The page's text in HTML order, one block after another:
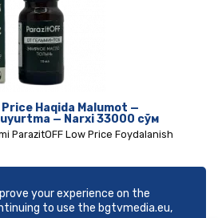
your experience on the
to use the bgtvmedia.eu,
Haqida Malumot —
— Narxi 33000 сўм
ParazitOFF Low Price Foydalanish